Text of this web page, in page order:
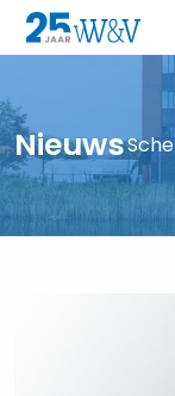
Nieuws